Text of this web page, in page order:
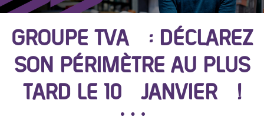
GROUPE TVA : DÉCLAREZ
SON PÉRIMÈTRE AU PLUS
TARD LE 10 JANVIER !